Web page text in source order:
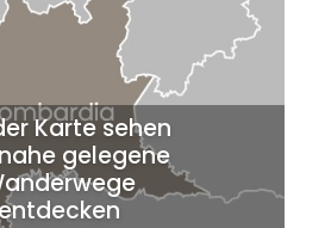
Karte sehen
gelegene